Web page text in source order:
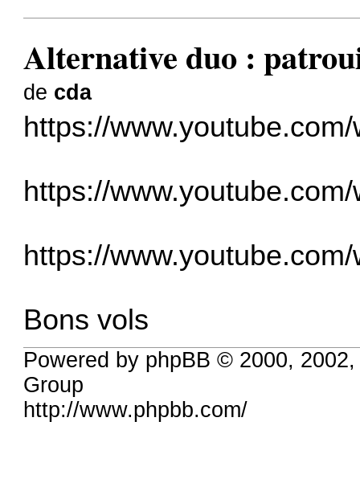
Alternative duo :
de cda
https://
https://
https://
Bons vols
Powered by phpBB © 2000,
Group
http://www.phpbb.com/